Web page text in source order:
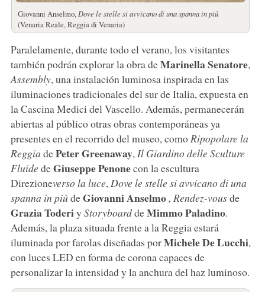
Giovanni Anselmo, Dove le stelle si avvicano di una spanna in più
(Venaria Reale,Reggia di Venaria)
Paralelamente, durante todo el verano, los visitantes
también podrán explorar la obra deMarinella Senatore,
Assembly, una instalación luminosa inspirada en las
iluminaciones tradicionales del sur de Italia, expuesta en
la Cascina Medici del Vascello. Además, permanecerán
abiertas al público otras obras contemporáneas ya
presentes en el recorrido del museo, comoRipopolare la
Reggia dePeterGreenaway,Il Giardino delle Sculture
FluidedeGiuseppe Penonecon la escultura
Direzioneverso la luce,Dove le stelle si avvicano di una
spanna in più deGiovanniAnselmo, Rendez-vousde
GraziaToderiy StoryboarddeMimmo Paladino.
Además, la plaza situada frente a la Reggia estará
iluminada por farolas diseñadas porMichele De Lucchi,
con luces LED en forma de corona capaces de
personalizar la intensidad y la anchura del haz luminoso.